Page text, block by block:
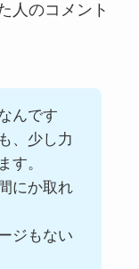
人のコメント
んです
、少し力
す。
にか取れ
ジもない